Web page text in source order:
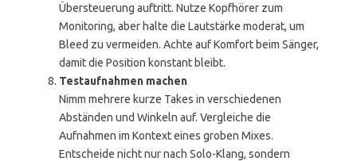
Übersteuerung auftritt. Nutze Kopfhörer zum
Monitoring, aber halte die Lautstärke moderat, um
Bleed zu vermeiden. Achte auf Komfort beim Sänger,
damit die Position konstant bleibt.
Testaufnahmen machen
Nimm mehrere kurze Takes in verschiedenen
Abständen und Winkeln auf. Vergleiche die
Aufnahmen im Kontext eines groben Mixes.
Entscheide nicht nur nach Solo-Klang, sondern